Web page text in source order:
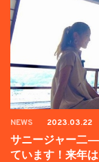
NEWS 2023.03.22
サニージャー二―
ています！来年